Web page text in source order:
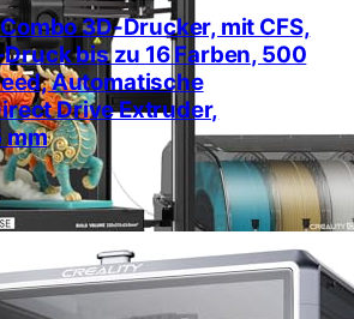
3D-Drucker, mit CFS,
bis zu 16 Farben, 500
Automatische
Drive Extruder,
mm